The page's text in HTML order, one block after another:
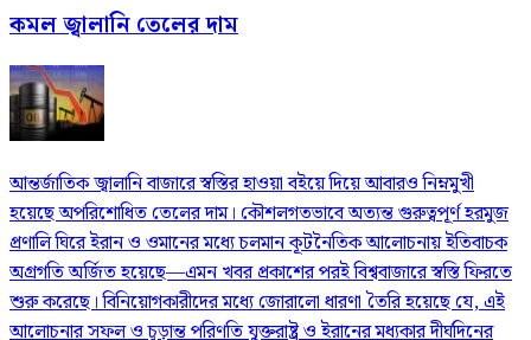
কমল জ্বালানি তেলের দাম
আন্তর্জাতিক জ্বালানি বাজারে স্বস্তির হাওয়া বইয়ে দিয়ে আবারও নিম্নমুখী
হয়েছে অপরিশোধিত তেলের দাম। কৌশলগতভাবে অত্যন্ত গুরুত্বপূর্ণ হরমুজ
প্রণালি ঘিরে ইরান ও ওমানের মধ্যে চলমান কূটনৈতিক আলোচনায় ইতিবাচক
অগ্রগতি অর্জিত হয়েছে—এমন খবর প্রকাশের পরই বিশ্ববাজারে স্বস্তি ফিরতে
শুরু করেছে। বিনিয়োগকারীদের মধ্যে জোরালো ধারণা তৈরি হয়েছে যে, এই
আলোচনার সফল ও চূড়ান্ত পরিণতি যুক্তরাষ্ট্র ও ইরানের মধ্যকার দীর্ঘদিনের